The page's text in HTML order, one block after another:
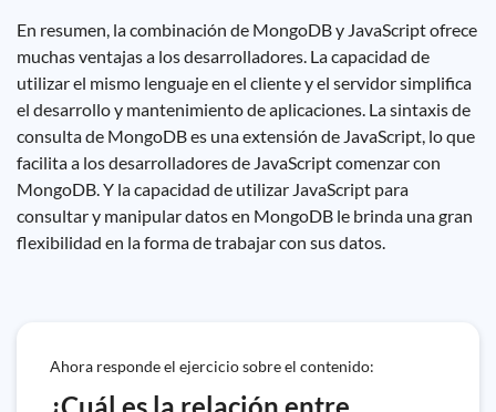
En resumen, la combinación de MongoDB y JavaScript ofrece
muchas ventajas a los desarrolladores. La capacidad de
utilizar el mismo lenguaje en el cliente y el servidor simplifica
el desarrollo y mantenimiento de aplicaciones. La sintaxis de
consulta de MongoDB es una extensión de JavaScript, lo que
facilita a los desarrolladores de JavaScript comenzar con
MongoDB. Y la capacidad de utilizar JavaScript para
consultar y manipular datos en MongoDB le brinda una gran
flexibilidad en la forma de trabajar con sus datos.
Ahora responde el ejercicio sobre el contenido: